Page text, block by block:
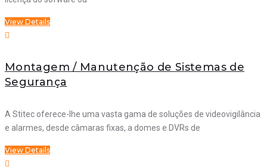
View Details
Montagem / Manutenção de Sistemas de
Segurança
A Stitec oferece-lhe uma vasta gama de soluções de videovigilância
e alarmes, desde câmaras fixas, a domes e DVRs de
View Details